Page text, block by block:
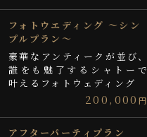
フォトウエディング ～シン
プルプラン～
豪華なアンティークが並び、
誰をも魅了するシャトーで
叶えるフォトウェディング
200,000 円
アフターパーティプラン